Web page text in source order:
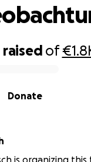
raised of
Donate
is organizing this